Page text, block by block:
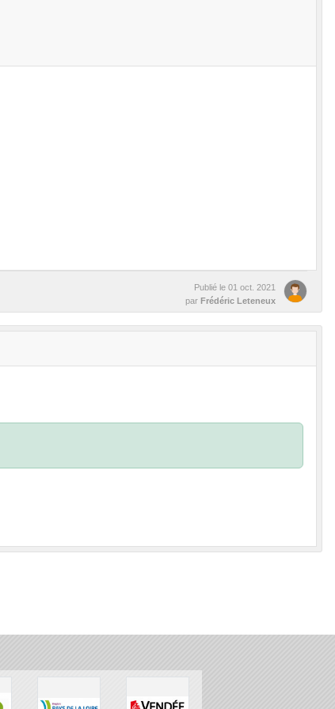
Publié le 01 oct. 2021
par Frédéric Leteneux